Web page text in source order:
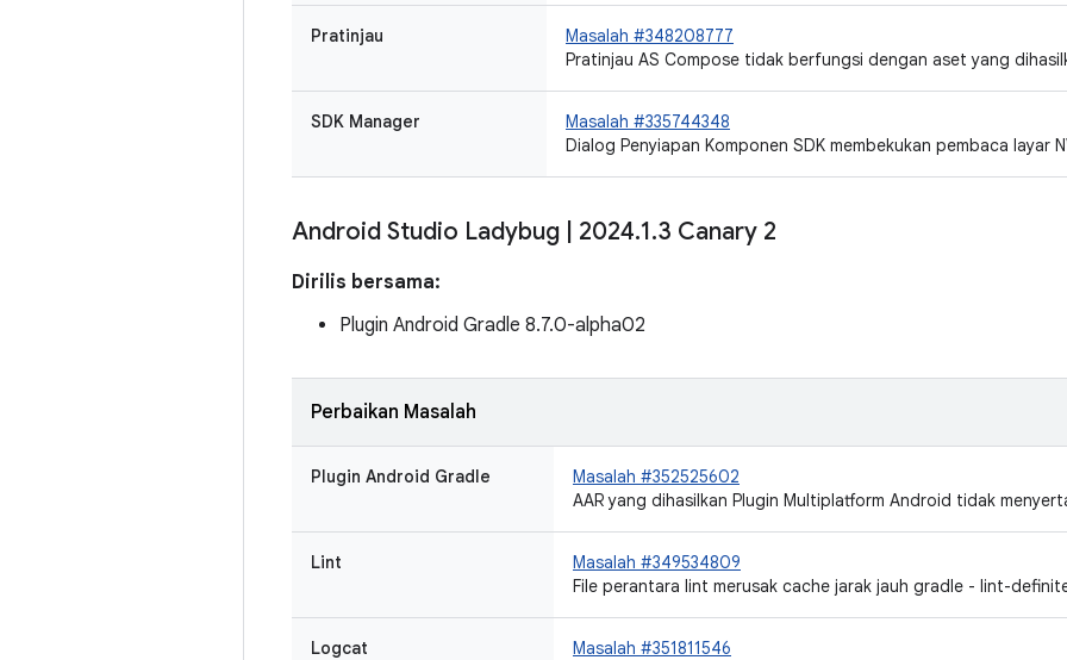
Pratinjau
Masalah #348208777
Pratinjau AS Compose tidak berfungsi dengan aset yang
SDK Manager
Masalah #335744348
Dialog Penyiapan Komponen SDK membekukan pembaca layar
Android Studio Ladybug 2024.1.3 Canary 2
Dirilis bersama:
Plugin Android Gradle 8.7.0-alpha02
Perbaikan Masalah
Plugin Android Gradle
Masalah #352525602
AAR yang dihasilkan Plugin Multiplatform Android tidak
Lint
Masalah #349534809
File perantara lint merusak cache jarak jauh gradle - lint-
Logcat
Masalah #351811546